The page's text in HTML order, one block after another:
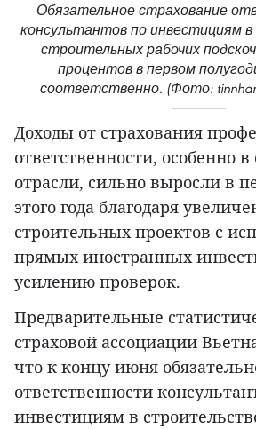
Обязательное страхование
консультантов по инвестициям
строительных рабочих
процентов в первом
соответственно. (Фото:
Доходы от страхования
ответственности, особенно
отрасли, сильно выросли в
этого года благодаря
строительных проектов с
прямых иностранных
усилению проверок.
Предварительные
страховой ассоциации
что к концу июня
ответственности
инвестициям в